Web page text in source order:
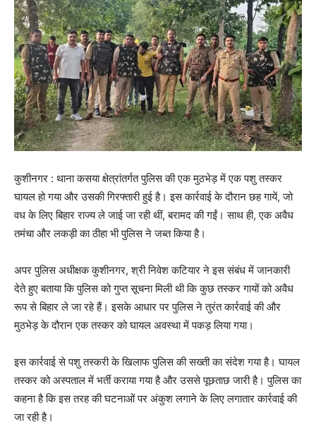
कुशीनगर : थाना कसया क्षेत्रांतर्गत पुलिस की एक मुठभेड़ में एक पशु तस्कर
घायल हो गया और उसकी गिरफ्तारी हुई है। इस कार्रवाई के दौरान छह गायें, जो
वध के लिए बिहार राज्य ले जाई जा रही थीं, बरामद की गईं। साथ ही, एक अवैध
तमंचा और लकड़ी का ठीहा भी पुलिस ने जब्त किया है।
अपर पुलिस अधीक्षक कुशीनगर, श्री निवेश कटियार ने इस संबंध में जानकारी
देते हुए बताया कि पुलिस को गुप्त सूचना मिली थी कि कुछ तस्कर गायों को अवैध
रूप से बिहार ले जा रहे हैं। इसके आधार पर पुलिस ने तुरंत कार्रवाई की और
मुठभेड़ के दौरान एक तस्कर को घायल अवस्था में पकड़ लिया गया।
इस कार्रवाई से पशु तस्करी के खिलाफ पुलिस की सख्ती का संदेश गया है। घायल
तस्कर को अस्पताल में भर्ती कराया गया है और उससे पूछताछ जारी है। पुलिस का
कहना है कि इस तरह की घटनाओं पर अंकुश लगाने के लिए लगातार कार्रवाई की
जा रही है।